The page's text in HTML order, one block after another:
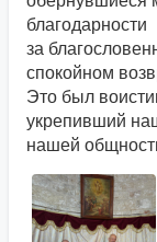
благодарности
за
спокойном
Это был
укрепивший
нашей